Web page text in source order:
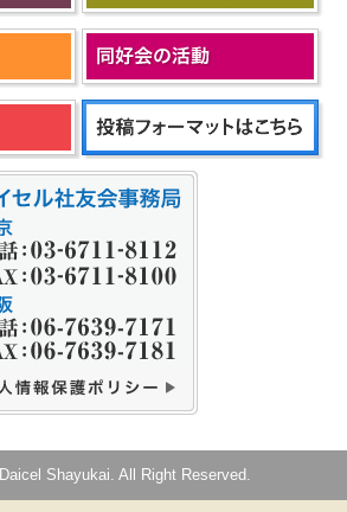
Shayukai. All Right Reserved.